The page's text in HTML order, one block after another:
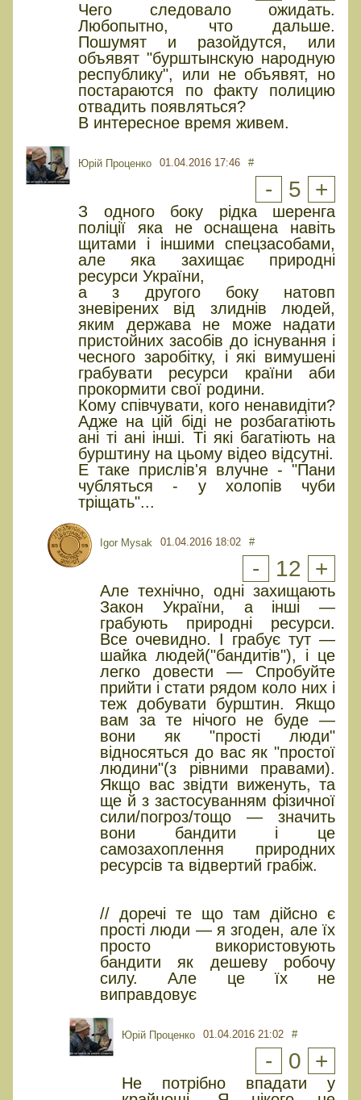
Чего следовало ожидать.
Любопытно, что дальше.
Пошумят и разойдутся, или
объявят "бурштынскую народную
республику", или не объявят, но
постараются по факту полицию
отвадить появляться?
В интересное время живем.
Юрiй Проценко 01.04.2016 17:46 #
- 5 +
З одного боку рідка шеренга
поліції яка не оснащена навіть
щитами і іншими спецзасобами,
але яка захищає природні
ресурси України,
а з другого боку натовп
зневірених від злиднів людей,
яким держава не може надати
пристойних засобів до існування і
чесного заробітку, і які вимушені
грабувати ресурси країни аби
прокормити свої родини.
Кому співчувати, кого ненавидіти?
Адже на цій біді не розбагатіють
ані ті ані інші. Ті які багатіють на
бурштину на цьому відео відсутні.
Е таке прислів'я влучне - "Пани
чубляться - у холопів чуби
тріщать"...
Igor Mysak 01.04.2016 18:02 #
- 12 +
Але технічно, одні захищають
Закон України, а інші —
грабують природні ресурси.
Все очевидно. І грабує тут —
шайка людей("бандитів"), і це
легко довести — Спробуйте
прийти і стати рядом коло них і
теж добувати бурштин. Якщо
вам за те нічого не буде —
вони як "прості люди"
відносяться до вас як "простої
людини"(з рівними правами).
Якщо вас звідти виженуть, та
ще й з застосуванням фізичної
сили/погроз/тощо — значить
вони бандити і це
самозахоплення природних
ресурсів та відвертий грабіж.
// доречі те що там дійсно є
прості люди — я згоден, але їх
просто використовують
бандити як дешеву робочу
силу. Але це їх не
виправдовує
Юрiй Проценко 01.04.2016 21:02 #
- 0 +
Не потрібно впадати у